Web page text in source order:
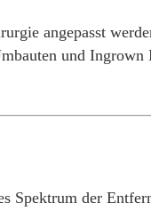
angepasst
und Ingrown
Spektrum der